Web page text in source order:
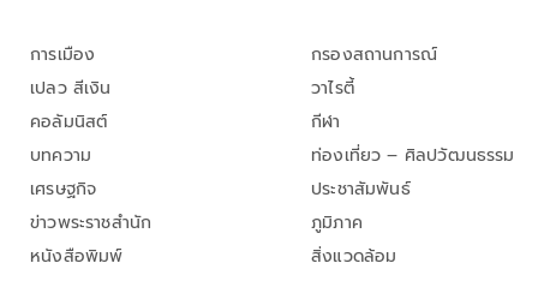
การเมือง
เปลว สีเงิน
คอลัมนิสต์
บทความ
เศรษฐกิจ
ข่าวพระราชสำนัก
หนังสือพิมพ์
กรองสถานการณ์
วาไรตี้
กีฬา
ท่องเที่ยว – ศิลปวัฒนธรรม
ประชาสัมพันธ์
ภูมิภาค
สิ่งแวดล้อม